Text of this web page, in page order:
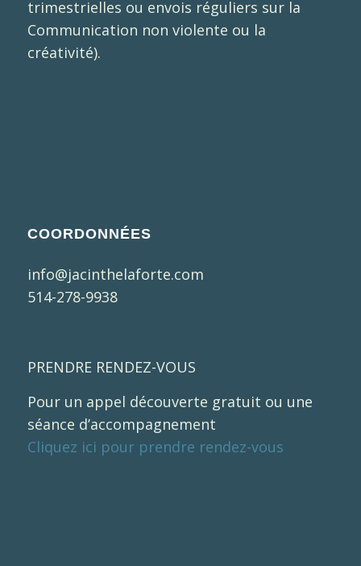
trimestrielles ou envois réguliers sur la
Communication non violente ou la
créativité).
COORDONNÉES
info@jacinthelaforte.com
514-278-9938
PRENDRE RENDEZ-VOUS
Pour un appel découverte gratuit ou une
séance d’accompagnement
Cliquez ici pour prendre rendez-vous